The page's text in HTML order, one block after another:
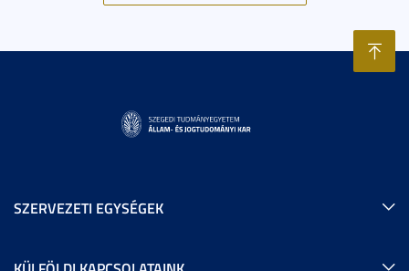
SZERVEZETI EGYSÉGEK